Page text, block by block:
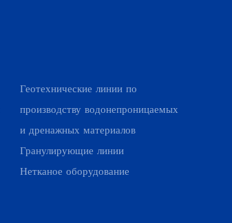
Геотехнические линии по
производству водонепроницаемых
и дренажных материалов
Гранулирующие линии
Нетканое оборудование